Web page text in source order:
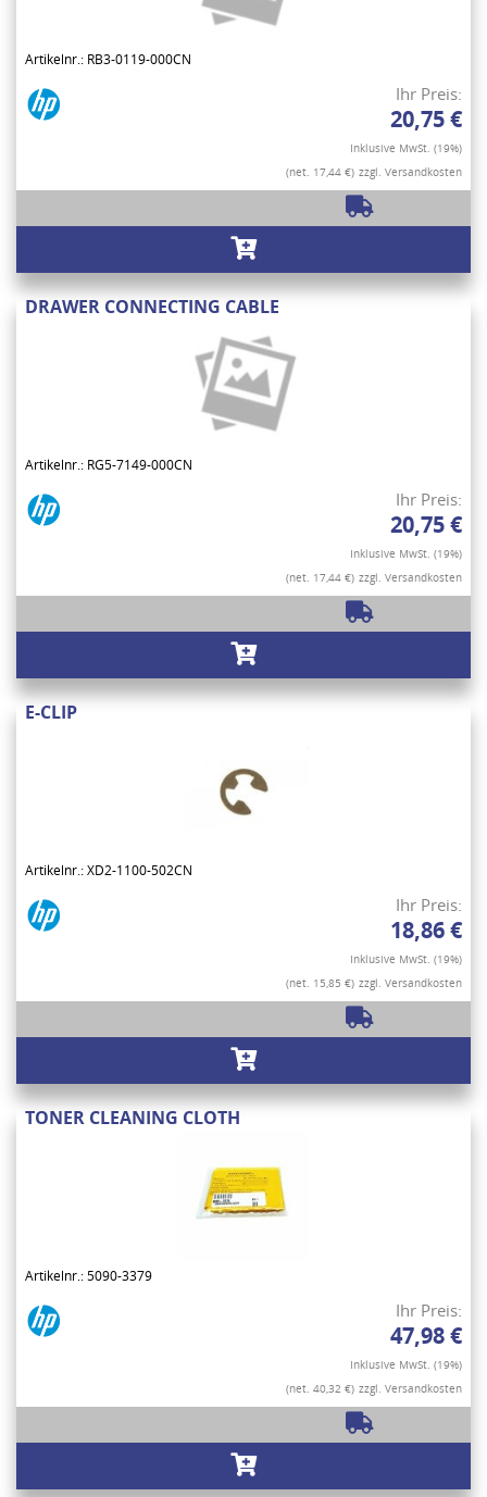
Artikelnr.: RB3-0119-000CN
Ihr Preis:
20,75 €
Inklusive MwSt. (19%)
(net. 17,44 €) zzgl. Versandkosten
DRAWER CONNECTING CABLE
Artikelnr.: RG5-7149-000CN
Ihr Preis:
20,75 €
Inklusive MwSt. (19%)
(net. 17,44 €) zzgl. Versandkosten
E-CLIP
Artikelnr.: XD2-1100-502CN
Ihr Preis:
18,86 €
Inklusive MwSt. (19%)
(net. 15,85 €) zzgl. Versandkosten
TONER CLEANING CLOTH
Artikelnr.: 5090-3379
Ihr Preis:
47,98 €
Inklusive MwSt. (19%)
(net. 40,32 €) zzgl. Versandkosten